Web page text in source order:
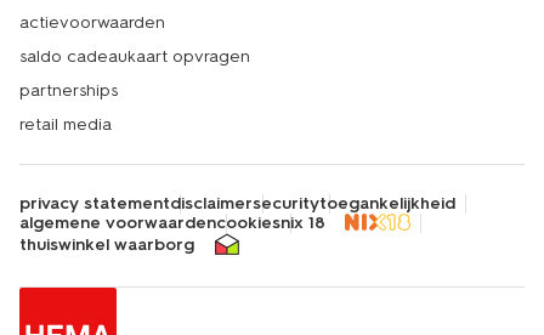
actievoorwaarden
saldo cadeaukaart opvragen
partnerships
retail media
privacy statementdisclaimersecuritytoegankelijkheid
algemene voorwaardencookiesnix 18
thuiswinkel waarborg